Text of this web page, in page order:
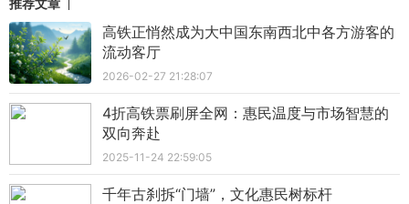
推荐文章
高铁正悄然成为大中国东南西北中各方游客的
流动客厅
2026-02-27 21:28:07
4折高铁票刷屏全网：惠民温度与市场智慧的
双向奔赴
2025-11-24 22:59:05
千年古刹拆“门墙”，文化惠民树标杆